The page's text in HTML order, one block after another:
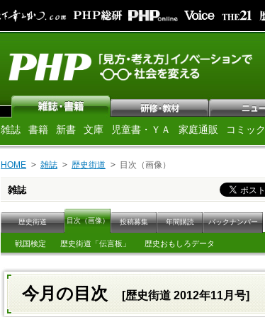
雑誌 書籍 新書 文庫 児童書・ＹＡ 家庭通販 コミック
HOME 雑誌 歴史街道 目次（画像）
雑誌
歴史街道 目次（画像） 投稿募集 年間購読 バックナンバー
戦国検定 歴史街道「伝言板」 歴史おもしろデータ
今月の目次 [歴史街道 2012年11月号]